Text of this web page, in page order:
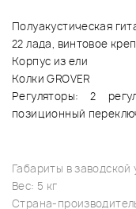
Полуакустическая
22 лада, винтовое
Корпус из ели
Колки GROVER
Регуляторы: 2
позиционный
Габариты в заводской
Вес: 5 кг
Страна-